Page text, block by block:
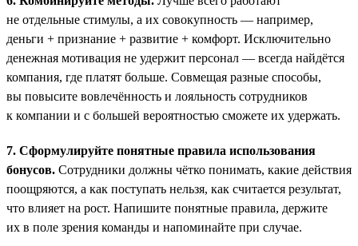
не отдельные стимулы, а их совокупность — например,
деньги + признание + развитие + комфорт. Исключительно
денежная мотивация не удержит персонал — всегда найдётся
компания, где платят больше. Совмещая разные способы,
вы повысите вовлечённость и лояльность сотрудников
к компании и с большей вероятностью сможете их удержать.
7. Сформулируйте понятные правила использования
бонусов. Сотрудники должны чётко понимать, какие действия
поощряются, а как поступать нельзя, как считается результат,
что влияет на рост. Напишите понятные правила, держите
их в поле зрения команды и напоминайте при случае.